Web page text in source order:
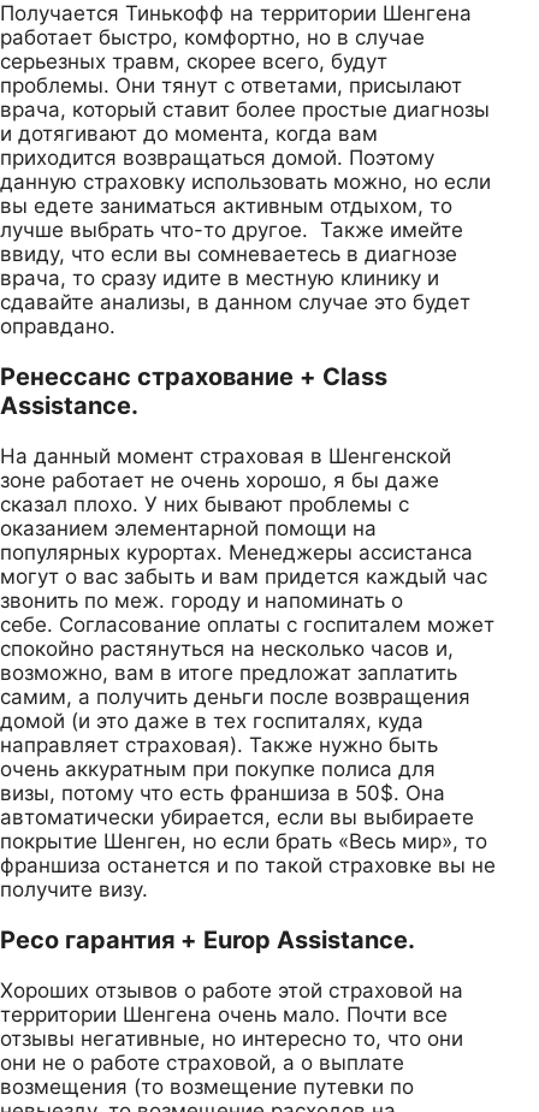
Получается Тинькофф на территории Шенгена
работает быстро, комфортно, но в случае
серьезных травм, скорее всего, будут
проблемы. Они тянут с ответами, присылают
врача, который ставит более простые диагнозы
и дотягивают до момента, когда вам
приходится возвращаться домой. Поэтому
данную страховку использовать можно, но если
вы едете заниматься активным отдыхом, то
лучше выбрать что-то другое. Также имейте
ввиду, что если вы сомневаетесь в диагнозе
врача, то сразу идите в местную клинику и
сдавайте анализы, в данном случае это будет
оправдано.
Ренессанс страхование + Class
Assistance.
На данный момент страховая в Шенгенской
зоне работает не очень хорошо, я бы даже
сказал плохо. У них бывают проблемы с
оказанием элементарной помощи на
популярных курортах. Менеджеры ассистанса
могут о вас забыть и вам придется каждый час
звонить по меж. городу и напоминать о
себе. Согласование оплаты с госпиталем может
спокойно растянуться на несколько часов и,
возможно, вам в итоге предложат заплатить
самим, а получить деньги после возвращения
домой (и это даже в тех госпиталях, куда
направляет страховая). Также нужно быть
очень аккуратным при покупке полиса для
визы, потому что есть франшиза в 50$. Она
автоматически убирается, если вы выбираете
покрытие Шенген, но если брать «Весь мир», то
франшиза останется и по такой страховке вы не
получите визу.
Ресо гарантия + Europ Assistance.
Хороших отзывов о работе этой страховой на
территории Шенгена очень мало. Почти все
отзывы негативные, но интересно то, что они
они не о работе страховой, а о выплате
возмещения (то возмещение путевки по